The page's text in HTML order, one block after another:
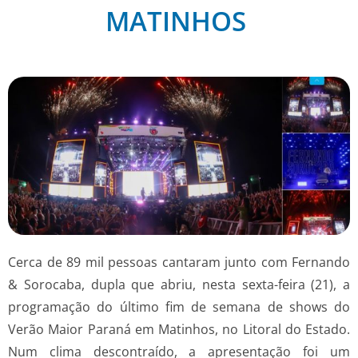
MATINHOS
Cerca de 89 mil pessoas cantaram junto com Fernando
& Sorocaba, dupla que abriu, nesta sexta-feira (21), a
programação do último fim de semana de shows do
Verão Maior Paraná em Matinhos, no Litoral do Estado.
Num clima descontraído, a apresentação foi um